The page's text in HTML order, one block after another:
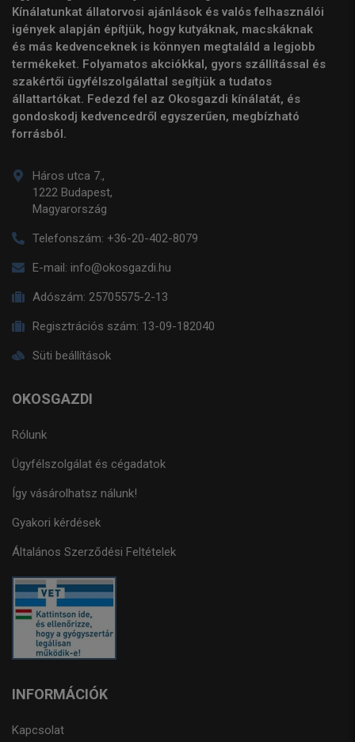
Kínálatunkat állatorvosi ajánlások és valós felhasználói
igények alapján építjük, hogy kutyáknak, macskáknak
és más kedvenceknek is könnyen megtaláld a legjobb
termékeket. Folyamatos akciókkal, gyors szállítással és
szakértői ügyfélszolgálattal segítjük a tudatos
állattartókat. Fedezd fel az Okosgazdi kínálatát, és
gondoskodj kedvencedről egyszerűen, megbízható
forrásból.
Háros utca 7.,
1222 Budapest,
Magyarország
Telefonszám: +36-20-402-8079
E-mail: info@okosgazdi.hu
Adószám: 25705575-2-13
Regisztrációs szám: 13-09-182040
Süti beállítások
OKOSGAZDI
Rólunk
Ügyfélszolgálat és cégadatok
Így vásárolhatsz nálunk!
Gyakori kérdések
Általános Szerződési Feltételek
INFORMÁCIÓK
Kapcsolat